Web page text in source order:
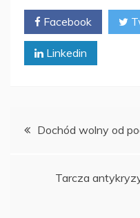
Facebook
Linkedin
Nawigacja
Dochód wolny od
Tarcza